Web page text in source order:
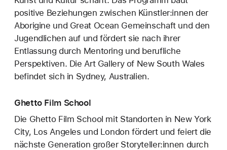
positive Beziehungen zwischen Künstler:innen der
Aborigine und Great Ocean Gemeinschaft und den
Jugendlichen auf und fördert sie nach ihrer
Entlassung durch Mentoring und berufliche
Perspektiven. Die Art Gallery of New South Wales
befindet sich in Sydney, Australien.
Ghetto Film School
Die Ghetto Film School mit Standorten in New York
City, Los Angeles und London fördert und feiert die
nächste Generation großer Storyteller:innen durch